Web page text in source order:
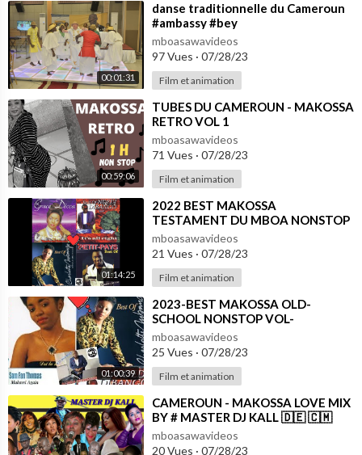
00:01:31
⁣danse traditionnelle du Cameroun
#ambassy #bey
mboasawavideos
97 Vues · 07/28/23
Film et animation
00:59:06
⁣TUBES DU CAMEROUN - MAKOSSA
RETRO VOL 1
mboasawavideos
71 Vues · 07/28/23
Film et animation
01:14:25
⁣2022 BEST MAKOSSA
TESTAMENT DU MBOA NONSTOP
VOL-2#237showbiz #cameroun
#africa #makossa #237 #enjoy
mboasawavideos
21 Vues · 07/28/23
Film et animation
01:00:39
⁣2023-BEST MAKOSSA OLD-
SCHOOL NONSTOP VOL-
1#237showbiz #cameroun #enjoy
#makossa #237 #africa#new
mboasawavideos
25 Vues · 07/28/23
Film et animation
⁣CAMEROUN - MAKOSSA LOVE MIX
BY # MASTER DJ KALL 🇩🇪 🇨🇲
ANCIEN MAKOSSA
mboasawavideos
20 Vues · 07/28/23